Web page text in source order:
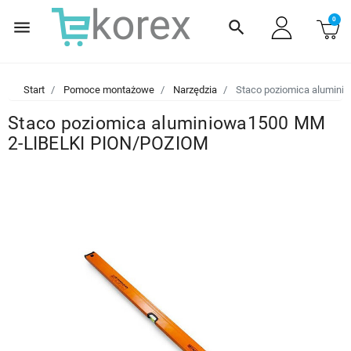
menu search 0
Start Pomoce montażowe Narzędzia Staco poziomica
Staco poziomica aluminiowa1500 MM
2-LIBELKI PION/POZIOM